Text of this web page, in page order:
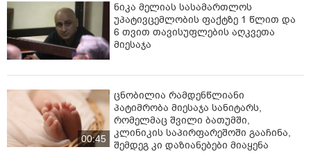
ნიკა მელიას სასამართლოს
უპატივცემლობის ფაქტზე 1 წლით და
6 თვით თავისუფლების აღკვეთა
მიესაჯა
00:45
ცნობილია რამდენწლიანი
პატიმრობა მიესაჯა სანიტარს,
რომელმაც შვილი ბათუმში,
კლინიკის საპირფარეშოში გააჩინა,
შემდეგ კი დაზიანებები მიაყენა